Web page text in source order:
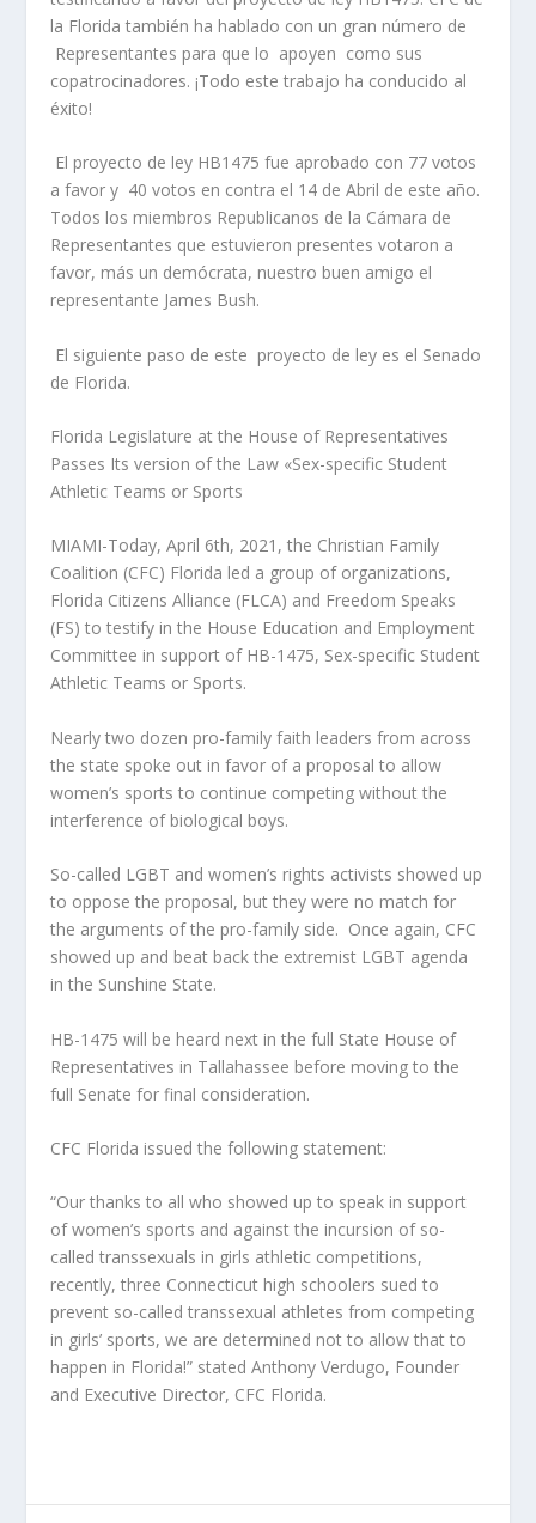
la Florida también ha hablado con un gran número de
Representantes para que lo apoyen como sus
copatrocinadores. ¡Todo este trabajo ha conducido al
éxito!
El proyecto de ley HB1475 fue aprobado con 77 votos
a favor y 40 votos en contra el 14 de Abril de este año.
Todos los miembros Republicanos de la Cámara de
Representantes que estuvieron presentes votaron a
favor, más un demócrata, nuestro buen amigo el
representante James Bush.
El siguiente paso de este proyecto de ley es el Senado
de Florida.
Florida Legislature at the House of Representatives
Passes Its version of the Law «Sex-specific Student
Athletic Teams or Sports
MIAMI-Today, April 6th, 2021, the Christian Family
Coalition (CFC) Florida led a group of organizations,
Florida Citizens Alliance (FLCA) and Freedom Speaks
(FS) to testify in the House Education and Employment
Committee in support of HB-1475, Sex-specific Student
Athletic Teams or Sports.
Nearly two dozen pro-family faith leaders from across
the state spoke out in favor of a proposal to allow
women’s sports to continue competing without the
interference of biological boys.
So-called LGBT and women’s rights activists showed up
to oppose the proposal, but they were no match for
the arguments of the pro-family side. Once again, CFC
showed up and beat back the extremist LGBT agenda
in the Sunshine State.
HB-1475 will be heard next in the full State House of
Representatives in Tallahassee before moving to the
full Senate for final consideration.
CFC Florida issued the following statement:
“Our thanks to all who showed up to speak in support
of women’s sports and against the incursion of so-
called transsexuals in girls athletic competitions,
recently, three Connecticut high schoolers sued to
prevent so-called transsexual athletes from competing
in girls’ sports, we are determined not to allow that to
happen in Florida!” stated Anthony Verdugo, Founder
and Executive Director, CFC Florida.